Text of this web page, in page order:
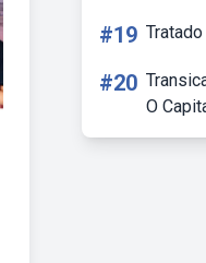
#19
#20
O